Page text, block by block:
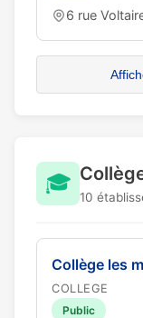
6 rue
🎓
10
Collège les
COLLEGE
Public